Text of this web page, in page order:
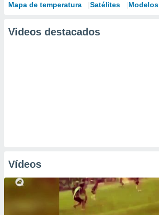
Mapa de temperatura Satélites Modelos
Videos destacados
Vídeos